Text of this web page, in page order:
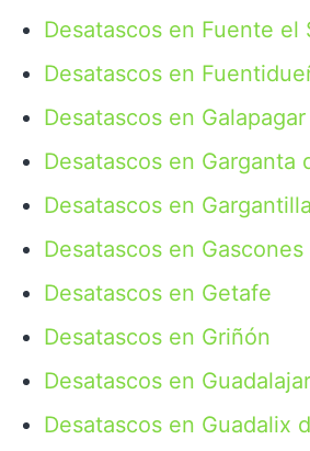
Desatascos en Fuente el
Desatascos en
Desatascos en Galapagar
Desatascos en Garganta
Desatascos en
Desatascos en Gascones
Desatascos en Getafe
Desatascos en Griñón
Desatascos en
Desatascos en Guadalix